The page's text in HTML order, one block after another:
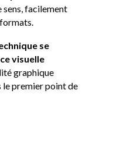
sens, facilement
se
visuelle
graphique
premier point de